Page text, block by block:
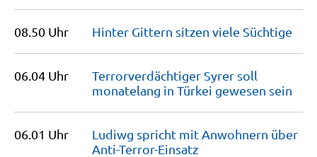
08.50 Uhr Hinter Gittern sitzen viele Süchtige
06.04 Uhr
Terrorver­dächtiger Syrer soll
monatelang in Türkei gewesen sein
06.01 Uhr
Ludiwg spricht mit Anwohnern über
Anti-Terror-Einsatz